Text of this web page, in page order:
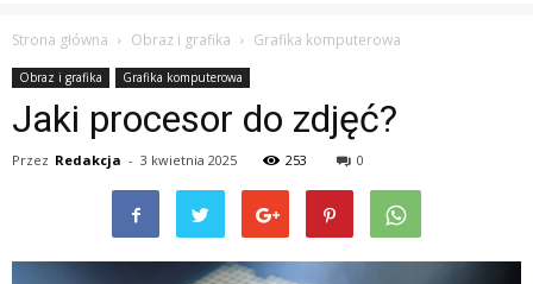
Strona główna Obraz i grafika Grafika komputerowa
Obraz i grafika Grafika komputerowa
Jaki procesor do zdjęć?
Przez Redakcja - 3 kwietnia 2025 253 0